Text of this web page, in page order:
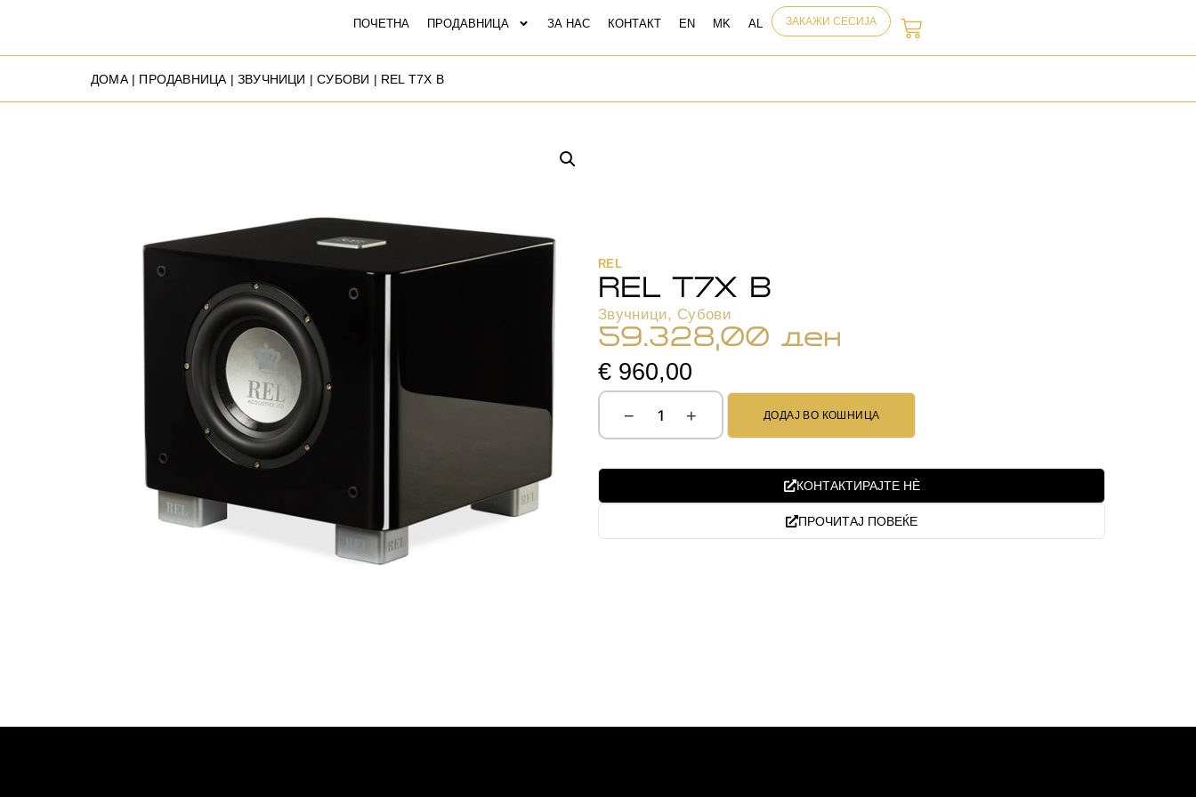
ПОЧЕТНА ПРОДАВНИЦА ЗА НАС КОНТАКТ ЗАКАЖИ СЕСИЈА
ДОМА| ПРОДАВНИЦА |ЗВУЧНИЦИ |СУБОВИ | REL T7X B
REL
REL T7X B
Звучници, Субови
59.328,00 ден
€ 960,00
− + ДОДАЈ ВО КОШНИЦА
КОНТАКТИРАЈТЕ НЀ
ПРОЧИТАЈ ПОВЕЌЕ